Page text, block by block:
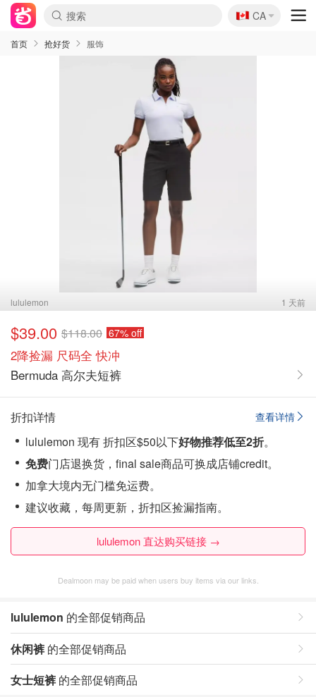
🇨🇦
CA
首页 抢好货 服饰
lululemon 1 天前
$39.00 $118.00 67% off
2降捡漏 尺码全 快冲
Bermuda 高尔夫短裤
查看详情
折扣详情
lululemon 现有 折扣区$50以下好物推荐低至2折。
免费门店退换货，final sale商品可换成店铺credit。
加拿大境内无门槛免运费。
建议收藏，每周更新，折扣区捡漏指南。
lululemon 直达购买链接 →
Dealmoon may be paid when users buy items via our links.
lululemon 的全部促销商品
休闲裤 的全部促销商品
女士短裤 的全部促销商品